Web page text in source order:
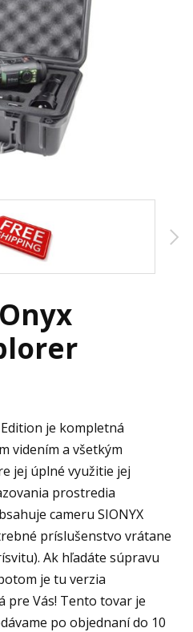
je kompletná
videním a všetkým
jej úplné využitie jej
prostredia
cameru SIONYX
príslušenstvo vrátane
Ak hľadáte súpravu
je tu verzia
pre Vás! Tento tovar je
po objednaní do 10